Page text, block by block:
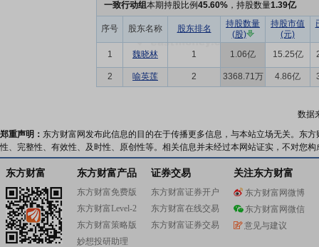
一致行动组本期持股比例45.60% ，持股数量1.39亿
序号 股东名称 股东排名
持股数量
(股)
持股市值
(元)
1 魏晓林 1 1.06亿 15.25亿
2 喻英莲 2 3368.71万 4.86亿
数据
郑重声明： 东方财富网发布此信息的目的在于传播更多信息，与本站立场无关。东
性、完整性、有效性、及时性、原创性等。相关信息并未经过本网站证实，不对您
东方财富 东方财富产品
东方财富免费版
东方财富Level-2
东方财富策略版
妙想投研助理
证券交易
东方财富证券开户
东方财富在线交易
东方财富证券交易
关注东方财富
东方财富网微博
东方财富网微信
意见与建议